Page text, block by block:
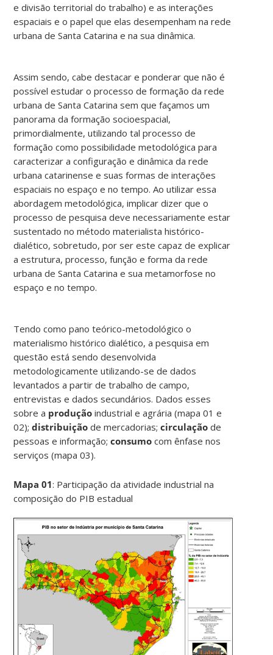
e divisão territorial do trabalho) e as interações
espaciais e o papel que elas desempenham na rede
urbana de Santa Catarina e na sua dinâmica.
Assim sendo, cabe destacar e ponderar que não é
possível estudar o processo de formação da rede
urbana de Santa Catarina sem que façamos um
panorama da formação socioespacial,
primordialmente, utilizando tal processo de
formação como possibilidade metodológica para
caracterizar a configuração e dinâmica da rede
urbana catarinense e suas formas de interações
espaciais no espaço e no tempo. Ao utilizar essa
abordagem metodológica, implicar dizer que o
processo de pesquisa deve necessariamente estar
sustentado no método materialista histórico-
dialético, sobretudo, por ser este capaz de explicar
a estrutura, processo, função e forma da rede
urbana de Santa Catarina e sua metamorfose no
espaço e no tempo.
Tendo como pano teórico-metodológico o
materialismo histórico dialético, a pesquisa em
questão está sendo desenvolvida
metodologicamente utilizando-se de dados
levantados a partir de trabalho de campo,
entrevistas e dados secundários. Dados esses
sobre a produção industrial e agrária (mapa 01 e
02);distribuição de mercadorias;circulação de
pessoas e informação;consumo com ênfase nos
serviços (mapa 03).
Mapa 01: Participação da atividade industrial na
composição do PIB estadual